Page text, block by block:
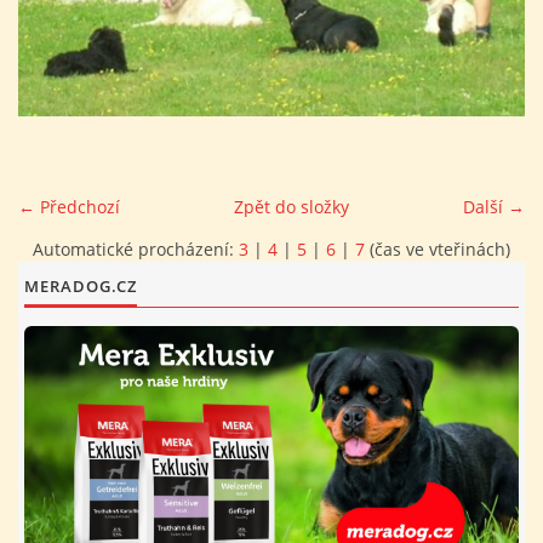
FOTOALBUM
PROVOZNÍ ŘÁD
O NÁS - HISTORIE A SOUČASNOST
AVZO TSČ ČR CHRUDIM P.S.
VÝBOR KK
← Předchozí Další →
Zpět do složky
Automatické procházení: 3 | 4 | 5 | 6 | 7 (čas ve vteřinách)
MERADOG.CZ